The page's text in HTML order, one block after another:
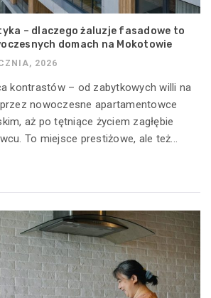
– dlaczego żaluzje fasadowe to
domach na Mokotowie
2026
kontrastów – od zabytkowych willi na
nowoczesne apartamentowce
aż po tętniące życiem zagłębie
To miejsce prestiżowe, ale też...